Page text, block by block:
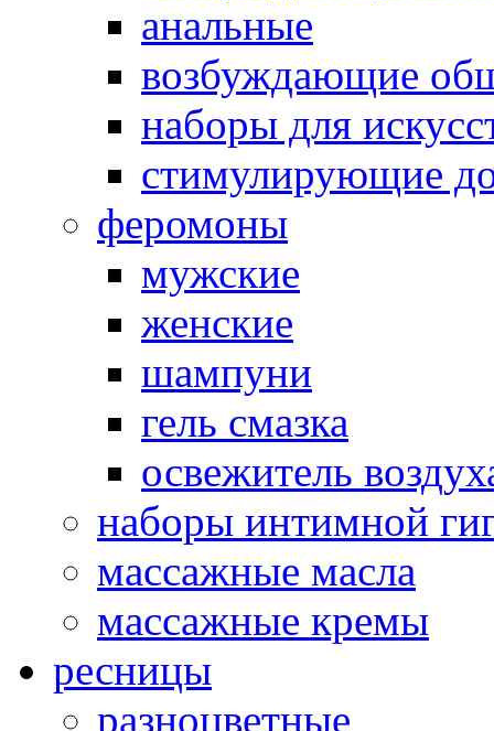
анальные
возбуждающие
наборы для
стимулирующие
феромоны
мужские
женские
шампуни
гель смазка
освежитель
наборы интимной
массажные масла
массажные кремы
ресницы
разноцветные